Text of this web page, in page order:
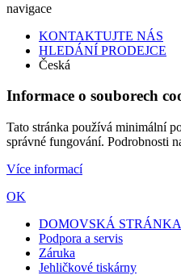
navigace
KONTAKTUJTE NÁS
HLEDÁNÍ PRODEJCE
Česká
Informace o souborech
Tato stránka používá minimální
správné fungování. Podrobnosti
Více informací
OK
DOMOVSKÁ STRÁNKA
Podpora a servis
Záruka
Jehličkové tiskárny